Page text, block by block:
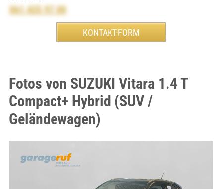
061 425 97 00
Fotos von SUZUKI Vitara 1.4 T
Compact+ Hybrid (SUV /
Geländewagen)